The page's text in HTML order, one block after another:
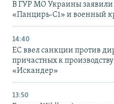
В ГУР МО Украины заявили
«Панцирь-С1» и военный
14:40
ЕС ввел санкции против
причастных к
«Искандер»
13:50